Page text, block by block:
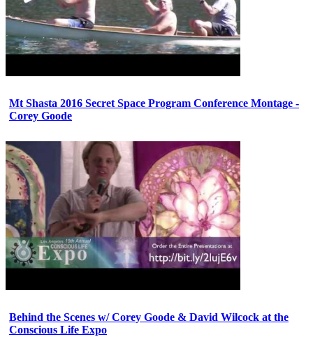
Mt Shasta 2016 Secret Space Program Conference Montage -
Corey Goode
Behind the Scenes w/ Corey Goode & David Wilcock at the
Conscious Life Expo